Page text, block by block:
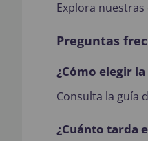
Explora
Preguntas
¿Cómo elegir
Consulta la guía
¿Cuánto tarda